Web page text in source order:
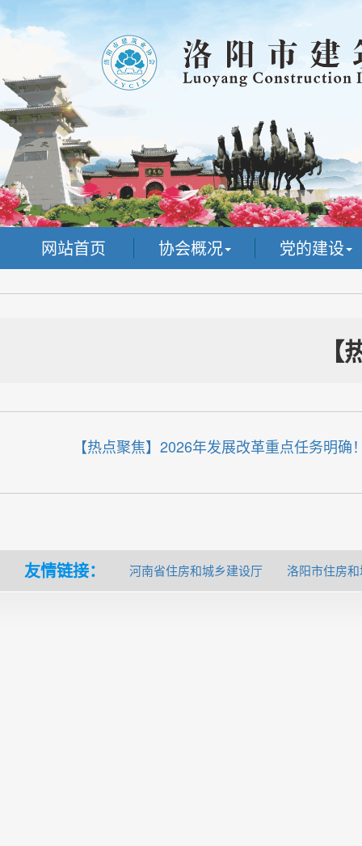
网站首页 协会概况 党的建设
【热点聚焦】2026年发展改革重点任务明确
友情链接： 河南省住房和城乡建设厅 洛阳市住房